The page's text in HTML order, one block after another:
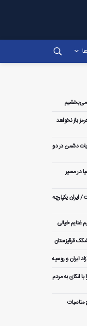
می‌بخشیم
باز نخواهد
دشمن در دو
در مسیر
/ ایران یکپارچه
غنایم خیالی
قرقیزستان
ایران و روسیه
اتکای به مردم
مناسبات